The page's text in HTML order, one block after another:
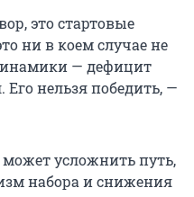
это стартовые
ни в коем случае не
— дефицит
нельзя победить, —
усложнить путь,
набора и снижения